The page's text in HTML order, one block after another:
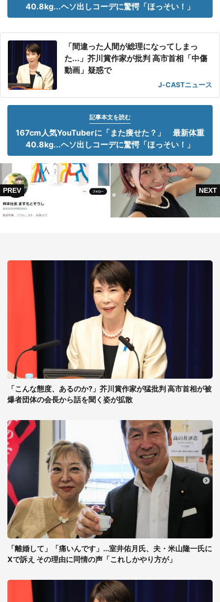
40.8kg...ヘソ出しコーデに驚愕「ほっそい！」
「間違った人間が総理になってしまっ
た...」芥川賞作家が批判 高市首相「中傷
動画」疑惑で
J-CASTニュース
記事本文を読む
167cm人気YouTuberに「また痩せた？」 最新体重
40.8kg...ヘソ出しコーデに驚愕「ほっそい！」
「こんな態度、あるのか?」芥川賞作家が猛批判 高市首相が被
爆者団体の会長から話を聞く姿が拡散
「離婚して」「痛いんです」...室井佑月氏、夫・米山隆一氏に
Xで訴え その理由に同情の声「これしかやり方が」